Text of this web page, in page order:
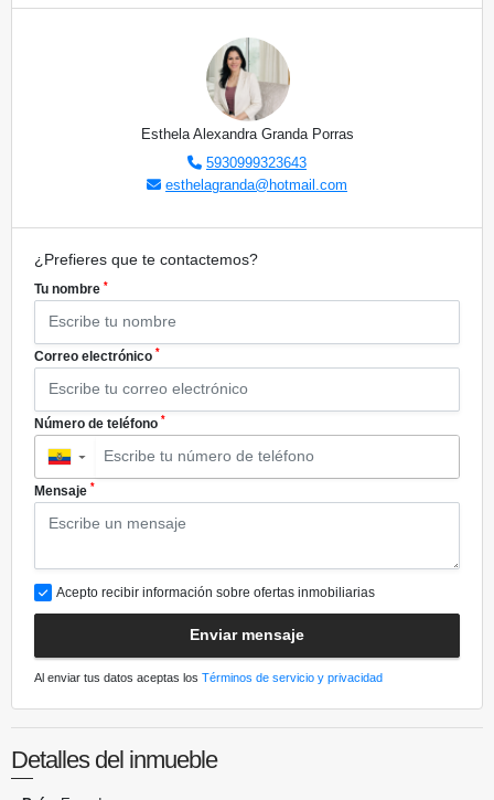
Esthela Alexandra Granda Porras
5930999323643
esthelagranda@hotmail.com
¿Prefieres que te contactemos?
Tu nombre *
Correo electrónico *
Número de teléfono *
▼
Mensaje *
Acepto recibir información sobre ofertas inmobiliarias
Enviar mensaje
Al enviar tus datos aceptas los Términos de servicio y privacidad
Detalles del inmueble